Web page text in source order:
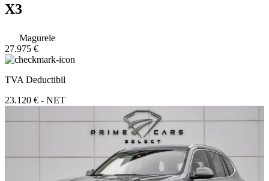
X3
Magurele
27.975 €
TVA Deductibil
23.120 € - NET